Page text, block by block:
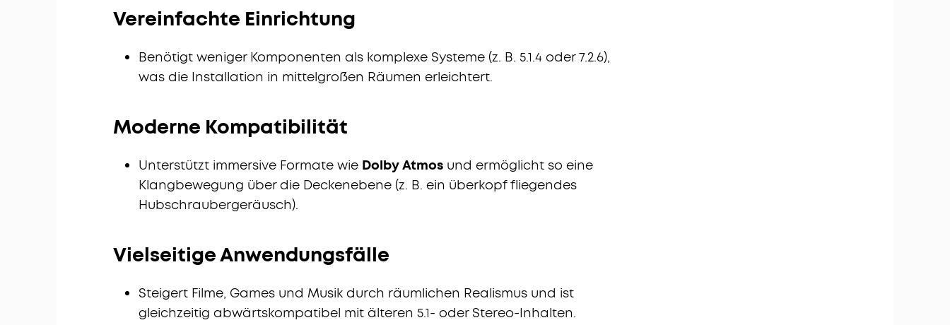
Vereinfachte Einrichtung
Benötigt weniger Komponenten als komplexe Systeme (z. B. 5.1.4 oder 7.2.6),
was die Installation in mittelgroßen Räumen erleichtert.
Moderne Kompatibilität
Unterstützt immersive Formate wie Dolby Atmos und ermöglicht so eine
Klangbewegung über die Deckenebene (z. B. ein überkopf fliegendes
Hubschraubergeräusch).
Vielseitige Anwendungsfälle
Steigert Filme, Games und Musik durch räumlichen Realismus und ist
gleichzeitig abwärtskompatibel mit älteren 5.1- oder Stereo-Inhalten.